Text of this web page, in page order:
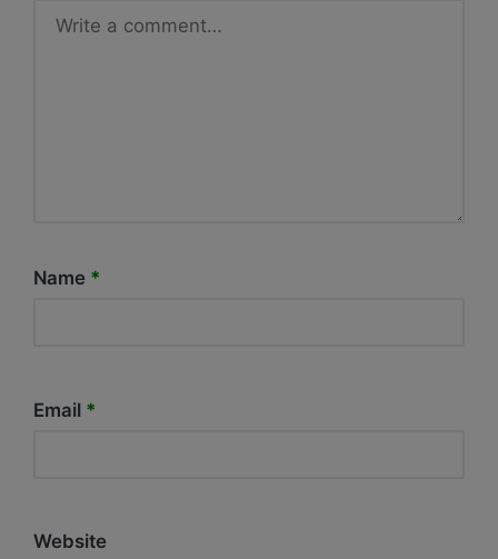
Name *
Email *
Website